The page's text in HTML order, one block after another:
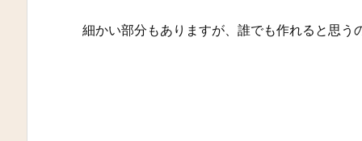
細かい部分もありますが、誰でも作れると思う